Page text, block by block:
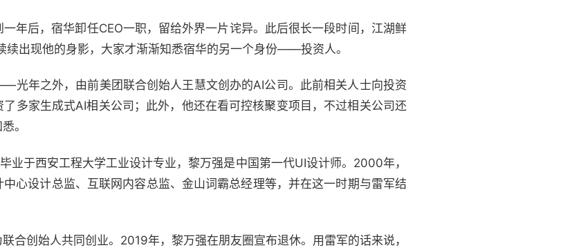
年后，宿华卸任CEO一职，留给外界一片诧异。此后很长一段时间，江湖鲜
续出现他的身影，大家才渐渐知悉宿华的另一个身份——投资人。
光年之外，由前美团联合创始人王慧文创办的AI公司。此前相关人士向投资
多家生成式AI相关公司；此外，他还在看可控核聚变项目，不过相关公司还
。
业于西安工程大学工业设计专业，黎万强是中国第一代UI设计师。2000年，
心设计总监、互联网内容总监、金山词霸总经理等，并在这一时期与雷军结
合创始人共同创业。2019年，黎万强在朋友圈宣布退休。用雷军的话来说，